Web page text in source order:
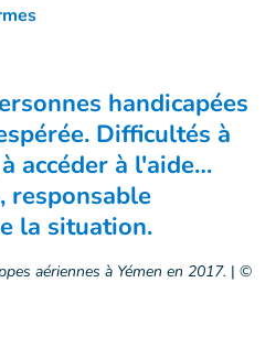
handicapées
Difficultés à
accéder à l'aide…
responsable
la situation.
aériennes à Yémen en 2017. | ©